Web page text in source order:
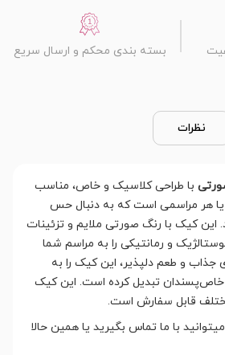
بسته بندی محکم و ارسال سریع
نظرات
با طراحی کلاسیک و خاص، مناسب
یا هر مراسمی است که به دنبال حس
این کیک با رنگ صورتی ملایم و تزئینات
و رمانتیکی را به مراسم شما
و طعم دلپذیر، این کیک را به
خاص‌پسندان تبدیل کرده است. این کیک
قابل سفارش است.
با ما تماس بگیرید یا همین حالا